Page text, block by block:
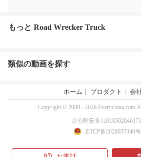
もっと Road Wrecker Truck
類似の動画を探す
ホーム プロダクト 会
Copyright © 2009 - 2026
京公网安备
京ICP备2020037340